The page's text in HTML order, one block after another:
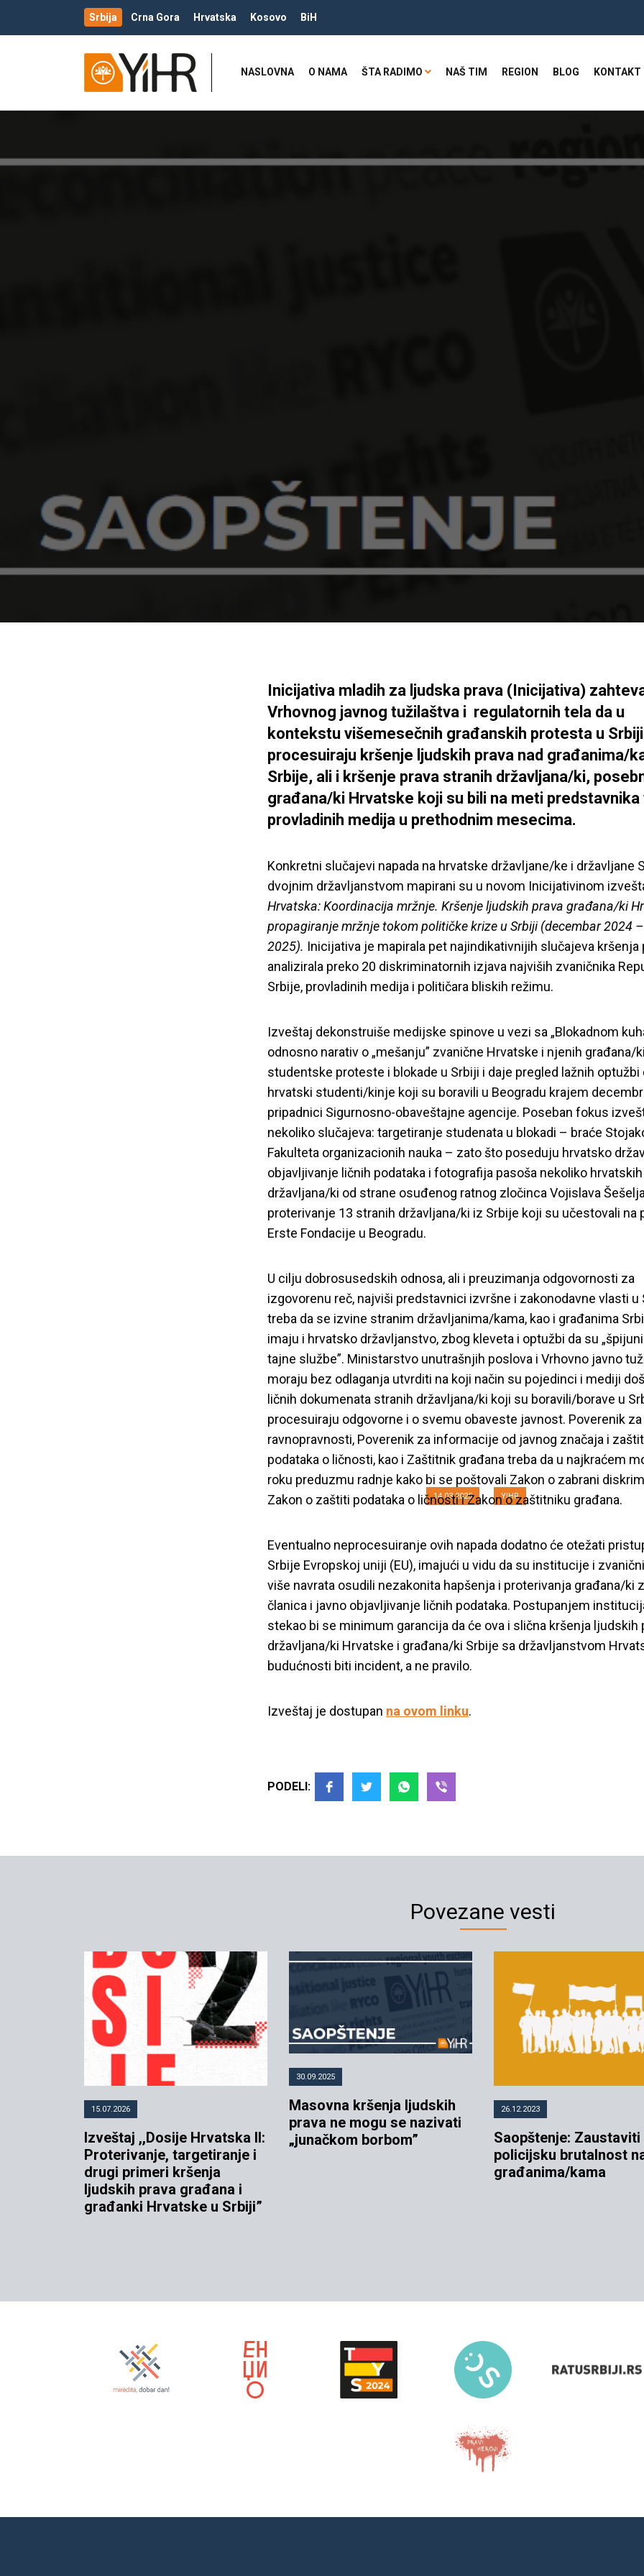
Srbija Crna Gora Hrvatska Kosovo BiH
NASLOVNA O NAMA ŠTA RADIMO NAŠ TIM REGION BLOG KONTAKT
Vrhovno javno tužilaštvo i
istraže kršenja ljudskih
građanima/kama Hrvatske u
studentskih
14.03.2025 YIHR
Inicijativa mladih za ljudska prava (Inicijativa)
Vrhovnog javnog tužilaštva i regulatornih tela da u
kontekstu višemesečnih građanskih protesta u Srbiji
procesuiraju kršenje ljudskih prava nad građanima/
Srbije, ali i kršenje prava stranih državljana/ki,
građana/ki Hrvatske koji su bili na meti predstavnika
provladinih medija u prethodnim mesecima.
Konkretni slučajevi napada na hrvatske državljane/ke i državljane
dvojnim državljanstvom mapirani su u novom Inicijativinom
Hrvatska: Koordinacija mržnje. Kršenje ljudskih prava građana/ki
propagiranje mržnje tokom političke krize u Srbiji(decembar 2024
2025). Inicijativa je mapirala pet najindikativnijih slučajeva kršenja
analizirala preko 20 diskriminatornih izjava najviših zvaničnika
Srbije, provladinih medija i političara bliskih režimu.
Izveštaj dekonstruiše medijske spinove u vezi sa „Blokadnom
odnosno narativ o „mešanju” zvanične Hrvatske i njenih građana/
studentske proteste i blokade u Srbiji i daje pregled lažnih optužbi
hrvatski studenti/kinje koji su boravili u Beogradu krajem
pripadnici Sigurnosno-obaveštajne agencije. Poseban fokus
nekoliko slučajeva: targetiranje studenata u blokadi – braće
Fakulteta organizacionih nauka – zato što poseduju hrvatsko
objavljivanje ličnih podataka i fotografija pasoša nekoliko hrvatskih
državljana/ki od strane osuđenog ratnog zločinca Vojislava
proterivanje 13 stranih državljana/ki iz Srbije koji su učestovali na
Erste Fondacije u Beogradu.
U cilju dobrosusedskih odnosa, ali i preuzimanja odgovornosti za
izgovorenu reč, najviši predstavnici izvršne i zakonodavne vlasti u
treba da se izvine stranim državljanima/kama, kao i građanima
imaju i hrvatsko državljanstvo, zbog kleveta i optužbi da su
tajne službe”. Ministarstvo unutrašnjih poslova i Vrhovno javno
moraju bez odlaganja utvrditi na koji način su pojedinci i mediji
ličnih dokumenata stranih državljana/ki koji su boravili/borave u
procesuiraju odgovorne i o svemu obaveste javnost. Poverenik
ravnopravnosti, Poverenik za informacije od javnog značaja i
podataka o ličnosti, kao i Zaštitnik građana treba da u najkraćem
roku preduzmu radnje kako bi se poštovali Zakon o zabrani
Zakon o zaštiti podataka o ličnosti i Zakon o zaštitniku građana.
Eventualno neprocesuiranje ovih napada dodatno će otežati
Srbije Evropskoj uniji (EU), imajući u vidu da su institucije i
više navrata osudili nezakonita hapšenja i proterivanja građana/ki
članica i javno objavljivanje ličnih podataka. Postupanjem
stekao bi se minimum garancija da će ova i slična kršenja ljudskih
državljana/ki Hrvatske i građana/ki Srbije sa državljanstvom
budućnosti biti incident, a ne pravilo.
Izveštaj je dostupan na ovom linku.
PODELI:
Povezane vesti
15.07.2026
Izveštaj ,,Dosije Hrvatska II:
Proterivanje, targetiranje i
drugi primeri kršenja
ljudskih prava građana i
građanki Hrvatske u Srbiji”
30.09.2025
Masovna kršenja ljudskih
prava ne mogu se nazivati
„junačkom borbom”
26.12.2023
Saopštenje: Zaustaviti
policijsku brutalnost
građanima/kama